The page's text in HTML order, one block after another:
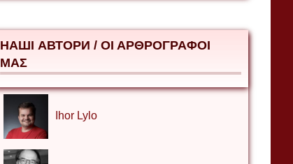
НАШІ АВТОРИ / ΟΙ ΑΡΘΡΟΓΡΑΦΟΙ
ΜΑΣ
Ihor Lylo